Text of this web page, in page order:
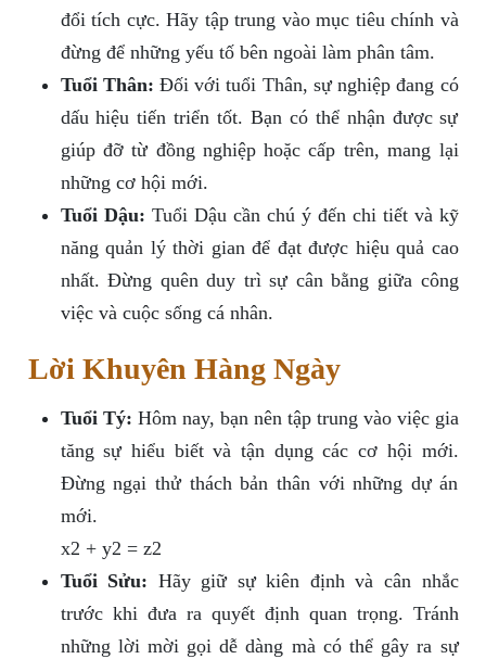
đổi tích cực. Hãy tập trung vào mục tiêu chính và
đừng để những yếu tố bên ngoài làm phân tâm.
Tuổi Thân: Đối với tuổi Thân, sự nghiệp đang có
dấu hiệu tiến triển tốt. Bạn có thể nhận được sự
giúp đỡ từ đồng nghiệp hoặc cấp trên, mang lại
những cơ hội mới.
Tuổi Dậu: Tuổi Dậu cần chú ý đến chi tiết và kỹ
năng quản lý thời gian để đạt được hiệu quả cao
nhất. Đừng quên duy trì sự cân bằng giữa công
việc và cuộc sống cá nhân.
Lời Khuyên Hàng Ngày
Tuổi Tý: Hôm nay, bạn nên tập trung vào việc gia
tăng sự hiểu biết và tận dụng các cơ hội mới.
Đừng ngại thử thách bản thân với những dự án
mới.
x2 + y2 = z2
Tuổi Sửu: Hãy giữ sự kiên định và cân nhắc
trước khi đưa ra quyết định quan trọng. Tránh
những lời mời gọi dễ dàng mà có thể gây ra sự